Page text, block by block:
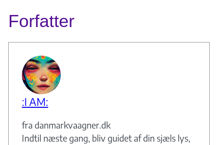
Forfatter
:I AM:
fra danmarkvaagner.dk
Indtil næste gang, bliv guidet af din sjæls lys,